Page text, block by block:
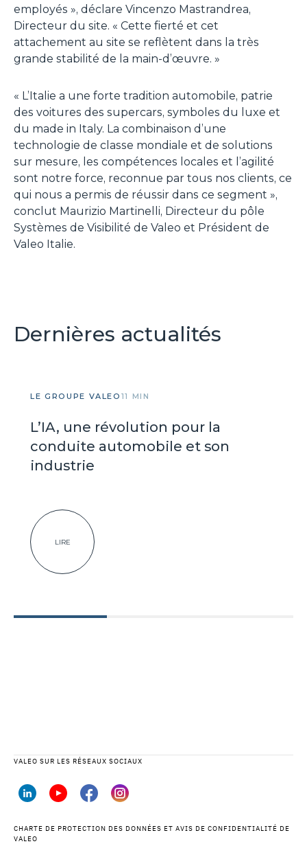
employés », déclare Vincenzo Mastrandrea,
Directeur du site. « Cette fierté et cet
attachement au site se reflètent dans la très
grande stabilité de la main-d’œuvre. »
« L’Italie a une forte tradition automobile, patrie
des voitures des supercars, symboles du luxe et
du made in Italy. La combinaison d’une
technologie de classe mondiale et de solutions
sur mesure, les compétences locales et l’agilité
sont notre force, reconnue par tous nos clients, ce
qui nous a permis de réussir dans ce segment »,
conclut Maurizio Martinelli, Directeur du pôle
Systèmes de Visibilité de Valeo et Président de
Valeo Italie.
Dernières actualités
LE GROUPE VALEO 11 MIN
L’IA, une révolution pour la
conduite automobile et son
industrie
LIRE
VALEO SUR LES RÉSEAUX SOCIAUX
CHARTE DE PROTECTION DES DONNÉES ET AVIS DE CONFIDENTIALITÉ DE
VALEO